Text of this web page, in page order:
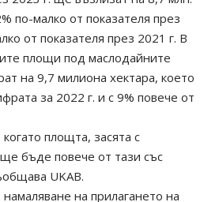
по-малко от показателя през
от показателя през 2021 г. В
площи под маслодайните
на 9,7 милиона хектара, което
за 2022 г. и с 9% повече от
площта, засята с
бъде повече от тази със
UKAB.
на прилагането на